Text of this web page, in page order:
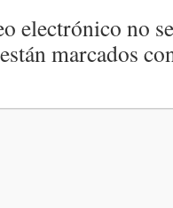
electrónico no
marcados